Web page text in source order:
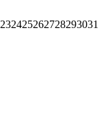
232425262728293031